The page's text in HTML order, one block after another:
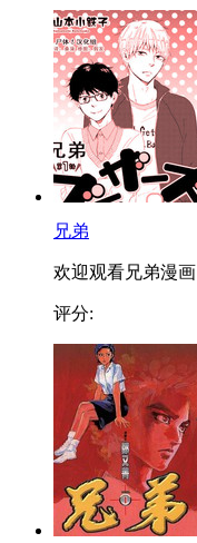
兄弟
欢迎观看兄弟漫画
评分: